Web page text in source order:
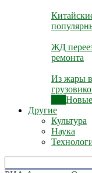
ЖД
ремонта
Из жары в
Другие
Культура
Наука